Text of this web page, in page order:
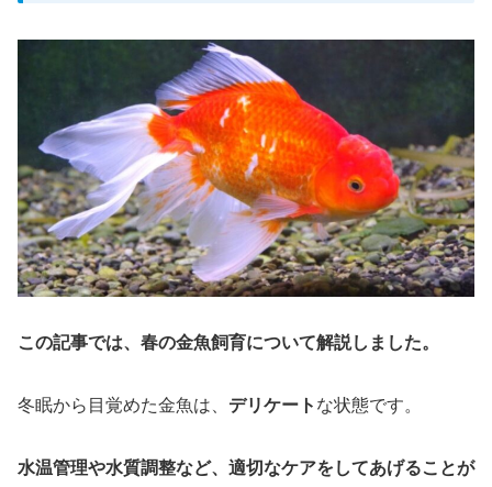
この記事では、春の金魚飼育について解説しました。
冬眠から目覚めた金魚は、 デリケート な状態です。
水温管理や水質調整など、適切なケアをしてあげることが